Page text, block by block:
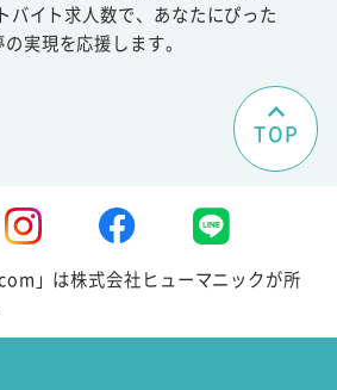
バイト求人数で、あなたにぴった
実現を応援します。
TOP
」は株式会社ヒューマニックが所